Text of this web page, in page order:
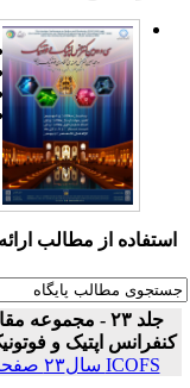
استفاده از مطالب ارائه
جلد ۲۳ - مجموعه
کنفرانس اپتیک و
ICOFS سال۲۳ صفحات ۲۴۴-۲۴۱